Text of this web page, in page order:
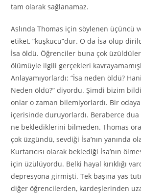
tam olarak sağlanamaz.
Aslında Thomas için söylenen üçüncü
etiket, “kuşkucu”dur. O da İsa ölüp
İsa öldü. Öğrenciler buna çok
ölümüyle ilgili gerçekleri
Anlayamıyorlardı: “İsa neden öldü?
Neden öldü?” diyordu. Şimdi bizim
onlar o zaman bilemiyorlardı. Bir
içerisinde duruyorlardı. Beraberce
ne beklediklerini bilmeden. Thomas
çok üzgündü, sevdiği İsa’nın yanında
Kurtarıcısı olarak beklediği İsa’nın
için üzülüyordu. Belki hayal kırıklığı
depresyona girmişti. Tek başına yas
diğer öğrencilerden, kardeşlerinden